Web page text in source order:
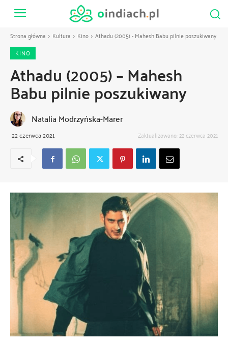
Strona główna Kultura Kino
Athadu (2005) - Mahesh Babu pilnie poszukiwany
KINO
Athadu (2005) – Mahesh
Babu pilnie poszukiwany
Natalia Modrzyńska-Marer
22 czerwca 2021 Zaktualizowano: 22 czerwca 2021